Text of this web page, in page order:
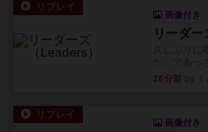
リプレイ
画像付き
リーダー
26分前
リプレイ
画像付き